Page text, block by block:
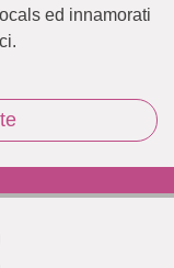
ed innamorati